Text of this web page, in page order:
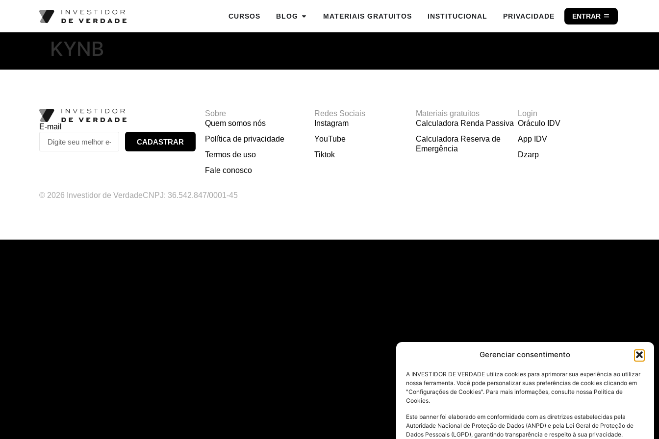
Gerenciar consentimento
A INVESTIDOR DE VERDADE utiliza cookies para aprimorar sua experiência ao utilizar
nossa ferramenta. Você pode personalizar suas preferências de cookies clicando em
"Configurações de Cookies". Para mais informações, consulte nossa Política de
Cookies.
Este banner foi elaborado em conformidade com as diretrizes estabelecidas pela
Autoridade Nacional de Proteção de Dados (ANPD) e pela Lei Geral de Proteção de
Dados Pessoais (LGPD), garantindo transparência e respeito à sua privacidade.
CURSOS BLOG MATERIAIS GRATUITOS INSTITUCIONAL PRIVACIDADE ENTRAR
KYNB
E-mail
CADASTRAR
Sobre
Quem somos nós
Política de privacidade
Termos de uso
Fale conosco
Redes Sociais
Instagram
YouTube
Tiktok
Materiais gratuitos
Calculadora Renda Passiva
Calculadora Reserva de
Emergência
Login
Oráculo IDV
App IDV
Dzarp
© 2026 Investidor de VerdadeCNPJ: 36.542.847/0001-45